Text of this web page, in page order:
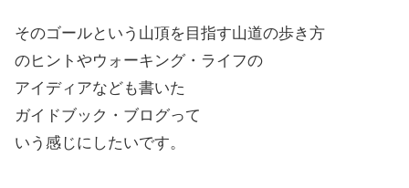
そのゴールという山頂を目指す山道の歩き方
のヒントやウォーキング・ライフの
アイディアなども書いた
ガイドブック・ブログって
いう感じにしたいです。